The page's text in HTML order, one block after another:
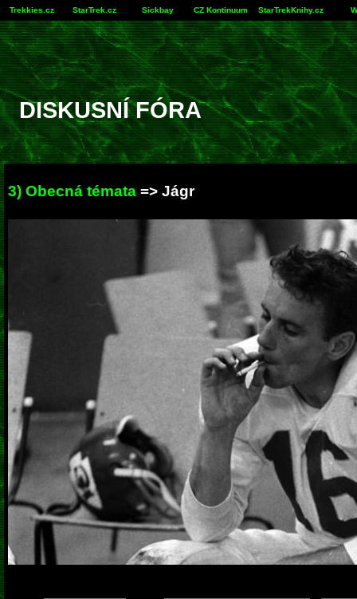
Trekkies.cz StarTrek.cz Sickbay CZ Kontinuum StarTrekKnihy.cz
DISKUSNÍ FÓRA
3) Obecná témata => Jágr